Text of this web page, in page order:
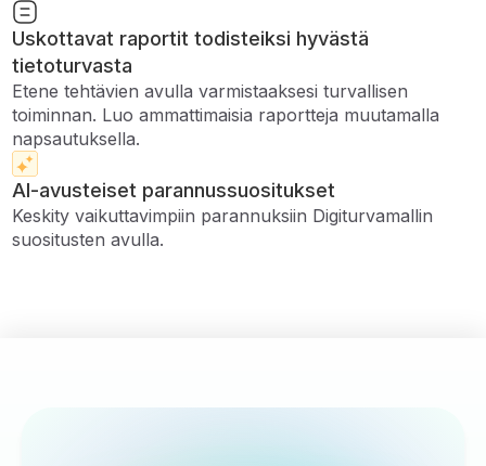
Uskottavat raportit todisteiksi hyvästä
tietoturvasta
Etene tehtävien avulla varmistaaksesi turvallisen
toiminnan. Luo ammattimaisia ​​raportteja muutamalla
napsautuksella.
AI-avusteiset parannussuositukset
Keskity vaikuttavimpiin parannuksiin Digiturvamallin
suositusten avulla.